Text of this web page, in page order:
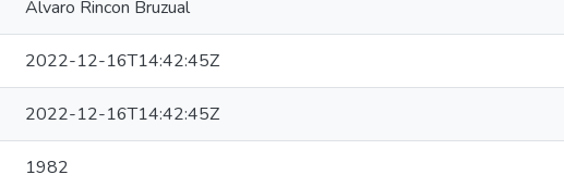
Alvaro Rincon Bruzual
2022-12-16T14:42:45Z
2022-12-16T14:42:45Z
1982